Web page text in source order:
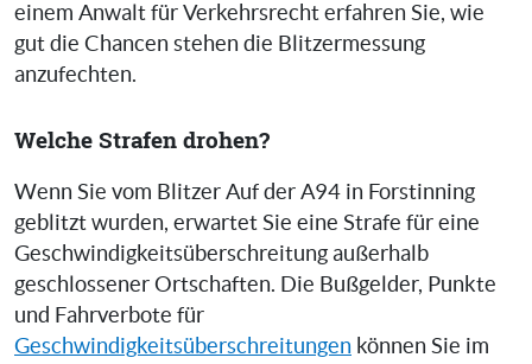
einem Anwalt für Verkehrsrecht erfahren Sie, wie
gut die Chancen stehen die Blitzermessung
anzufechten.
Welche Strafen drohen?
Wenn Sie vom Blitzer Auf der A94 in Forstinning
geblitzt wurden, erwartet Sie eine Strafe für eine
Geschwindigkeitsüberschreitung außerhalb
geschlossener Ortschaften. Die Bußgelder, Punkte
und Fahrverbote für
Geschwindigkeitsüberschreitungen können Sie im